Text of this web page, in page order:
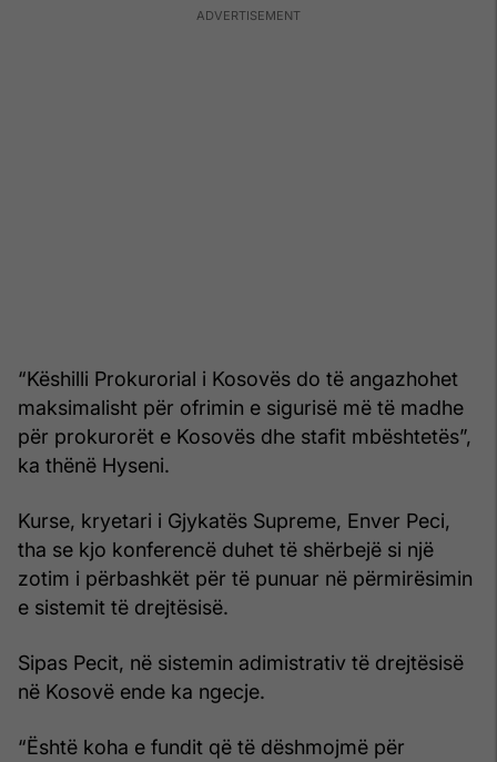
“Këshilli Prokurorial i Kosovës do të angazhohet
maksimalisht për ofrimin e sigurisë më të madhe
për prokurorët e Kosovës dhe stafit mbështetës”,
ka thënë Hyseni.
Kurse, kryetari i Gjykatës Supreme, Enver Peci,
tha se kjo konferencë duhet të shërbejë si një
zotim i përbashkët për të punuar në përmirësimin
e sistemit të drejtësisë.
Sipas Pecit, në sistemin adimistrativ të drejtësisë
në Kosovë ende ka ngecje.
“Është koha e fundit që të dëshmojmë për